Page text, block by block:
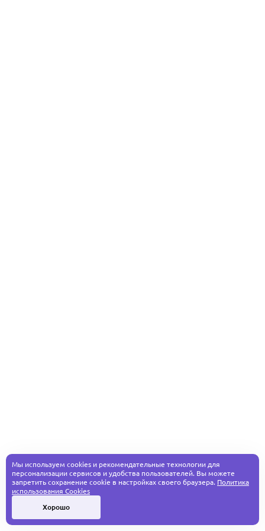
Мы используем cookies и рекомендательные технологии для
персонализации сервисов и удобства пользователей. Вы можете
запретить сохранение cookie в настройках своего браузера. Политика
использования Cookies
Хорошо